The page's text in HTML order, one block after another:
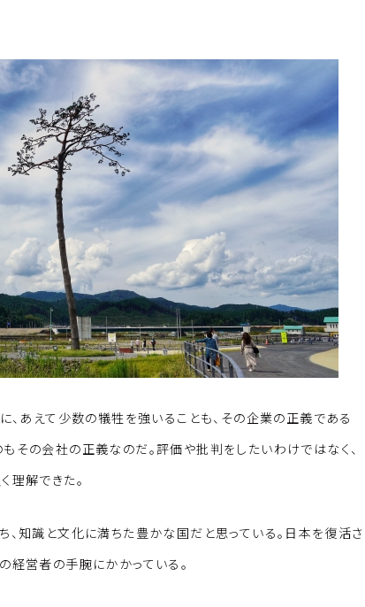
、あえて少数の犠牲を強いることも、その企業の正義である
その会社の正義なのだ。評価や批判をしたいわけではなく、
理解できた。
、知識と文化に満ちた豊かな国だと思っている。日本を復活さ
経営者の手腕にかかっている。